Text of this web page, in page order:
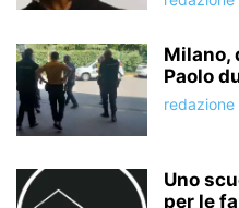
Milano,
Paolo
redazione
Uno
per le